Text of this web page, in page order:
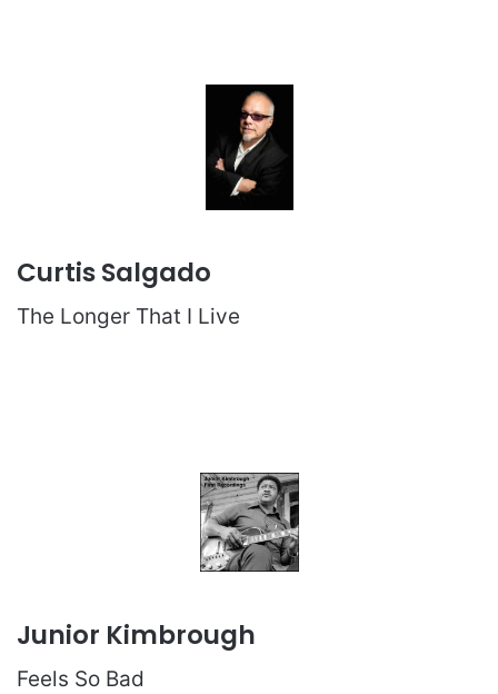
Curtis Salgado
The Longer That I Live
Junior Kimbrough
Feels So Bad